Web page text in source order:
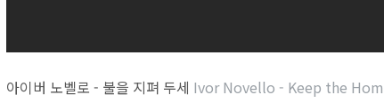
아이버 노벨로 - 불을 지펴 두세 Ivor Novello - Keep the